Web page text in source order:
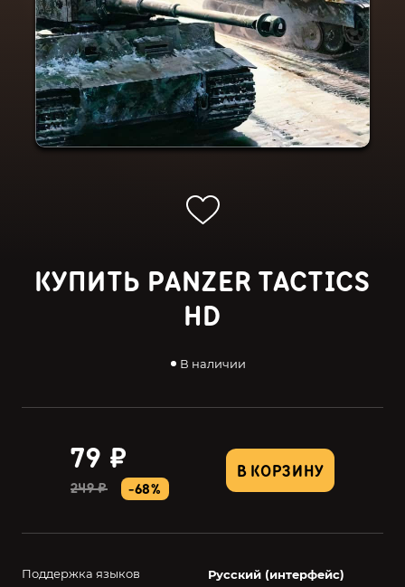
КУПИТЬ PANZER TACTICS
HD
В наличии
В КОРЗИНУ
79 ₽
249 ₽ -68%
Поддержка языков Русский (интерфейс)